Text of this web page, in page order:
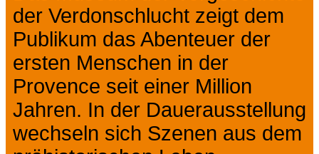
der Verdonschlucht zeigt dem
Publikum das Abenteuer der
ersten Menschen in der
Provence seit einer Million
Jahren. In der Dauerausstellung
wechseln sich Szenen aus dem